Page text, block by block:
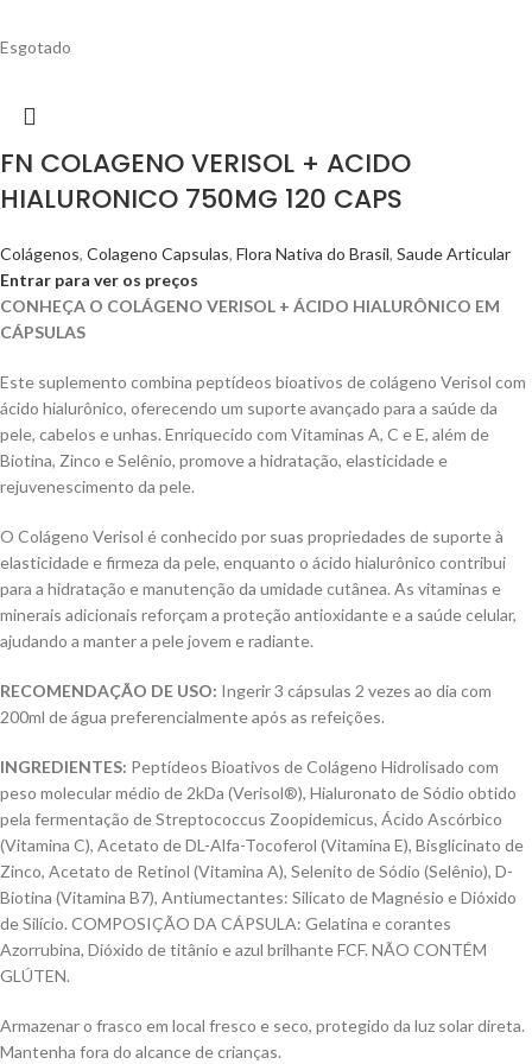
Esgotado
FN COLAGENO VERISOL + ACIDO
HIALURONICO 750MG 120 CAPS
Colágenos, Colageno Capsulas, Flora Nativa do Brasil, Saude Articular
Entrar para ver os preços
CONHEÇA O COLÁGENO VERISOL + ÁCIDO HIALURÔNICO EM
CÁPSULAS
Este suplemento combina peptídeos bioativos de colágeno Verisol com
ácido hialurônico, oferecendo um suporte avançado para a saúde da
pele, cabelos e unhas. Enriquecido com Vitaminas A, C e E, além de
Biotina, Zinco e Selênio, promove a hidratação, elasticidade e
rejuvenescimento da pele.
O Colágeno Verisol é conhecido por suas propriedades de suporte à
elasticidade e firmeza da pele, enquanto o ácido hialurônico contribui
para a hidratação e manutenção da umidade cutânea. As vitaminas e
minerais adicionais reforçam a proteção antioxidante e a saúde celular,
ajudando a manter a pele jovem e radiante.
RECOMENDAÇÃO DE USO: Ingerir 3 cápsulas 2 vezes ao dia com
200ml de água preferencialmente após as refeições.
INGREDIENTES: Peptídeos Bioativos de Colágeno Hidrolisado com
peso molecular médio de 2kDa (Verisol®), Hialuronato de Sódio obtido
pela fermentação de Streptococcus Zoopidemicus, Ácido Ascórbico
(Vitamina C), Acetato de DL-Alfa-Tocoferol (Vitamina E), Bisglicinato de
Zinco, Acetato de Retinol (Vitamina A), Selenito de Sódio (Selênio), D-
Biotina (Vitamina B7), Antiumectantes: Silicato de Magnésio e Dióxido
de Silício. COMPOSIÇÃO DA CÁPSULA: Gelatina e corantes
Azorrubina, Dióxido de titânio e azul brilhante FCF. NÃO CONTÉM
GLÚTEN.
Armazenar o frasco em local fresco e seco, protegido da luz solar direta.
Mantenha fora do alcance de crianças.